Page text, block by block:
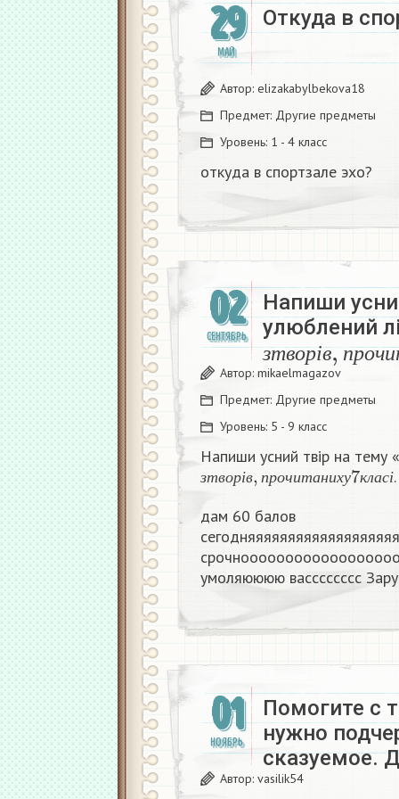
29
МАЙ
Откуда в
Автор: elizakabylbekova18
Предмет: Другие предметы
Уровень: 1 - 4 класс
откуда в спортзале эхо?​
02
СЕНТЯБРЬ
Напиши
улюблений
з т в о р і в п р о ч и
зтворів,про
Автор: mikaelmagazov
Предмет: Другие предметы
Уровень: 5 - 9 класс
Напиши усний твір на тему
з т в о р і в пр о ч ит ан их у кл а с і
зтворів,про ита ниху7к
дам 60 балов
умоляюююю васссссссс
01
НОЯБРЬ
Помогите с
нужно
сказуемое.
Автор: vasilik54